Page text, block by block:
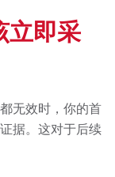
立即采
无效时，你的首
据。这对于后续